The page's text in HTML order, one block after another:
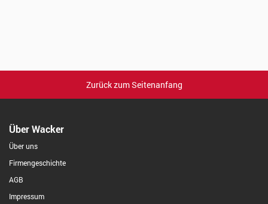
Zurück zum Seitenanfang
Über Wacker
Über uns
Firmengeschichte
AGB
Impressum